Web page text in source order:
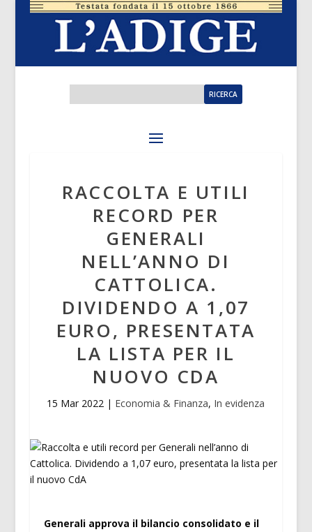
RACCOLTA E UTILI
RECORD PER
GENERALI
NELL’ANNO DI
CATTOLICA.
DIVIDENDO A 1,07
EURO, PRESENTATA
LA LISTA PER IL
NUOVO CDA
15 Mar 2022 | Economia & Finanza, In evidenza
Generali approva il bilancio consolidato e il